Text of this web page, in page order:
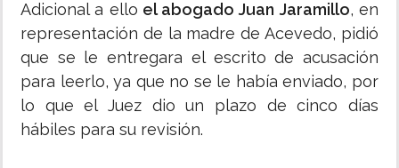
Adicional a ello el abogado Juan Jaramillo, en
representación de la madre de Acevedo, pidió
que se le entregara el escrito de acusación
para leerlo, ya que no se le había enviado, por
lo que el Juez dio un plazo de cinco días
hábiles para su revisión.